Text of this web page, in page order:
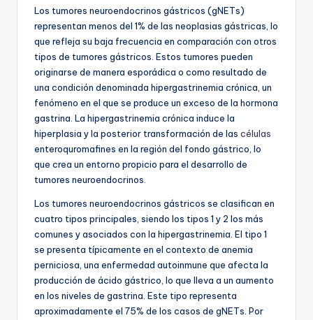
Los tumores neuroendocrinos gástricos (gNETs)
representan menos del 1% de las neoplasias gástricas, lo
que refleja su baja frecuencia en comparación con otros
tipos de tumores gástricos. Estos tumores pueden
originarse de manera esporádica o como resultado de
una condición denominada hipergastrinemia crónica, un
fenómeno en el que se produce un exceso de la hormona
gastrina. La hipergastrinemia crónica induce la
hiperplasia y la posterior transformación de las células
enteroquromafines en la región del fondo gástrico, lo
que crea un entorno propicio para el desarrollo de
tumores neuroendocrinos.
Los tumores neuroendocrinos gástricos se clasifican en
cuatro tipos principales, siendo los tipos 1 y 2 los más
comunes y asociados con la hipergastrinemia. El tipo 1
se presenta típicamente en el contexto de anemia
perniciosa, una enfermedad autoinmune que afecta la
producción de ácido gástrico, lo que lleva a un aumento
en los niveles de gastrina. Este tipo representa
aproximadamente el 75% de los casos de gNETs. Por